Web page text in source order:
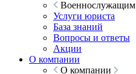
Военнослужащим
Услуги юриста
База знаний
Вопросы и ответы
Акции
О компании
О компании